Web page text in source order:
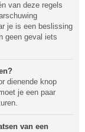
van deze regels
je is een beslissing
geen geval iets
dienende knop
je een paar
van een